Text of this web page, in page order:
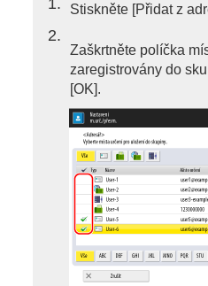
1 Stiskněte [Přidat z
2
Zaškrtněte políčka
zaregistrovány do
[OK].